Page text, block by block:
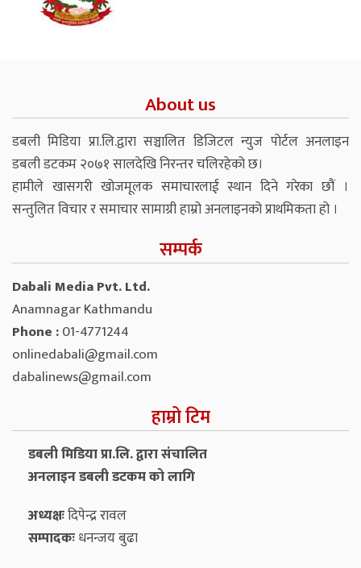
About us
डबली मिडिया प्रा.लि.द्वारा सञ्चालित डिजिटल न्युज पोर्टल अनलाइन
डबली डटकम २०७१ सालदेखि निरन्तर चलिरहेको छ।
हामीले खासगरी खोजमूलक समाचारलाई स्थान दिने गरेका छौं ।
सन्तुलित विचार र समाचार सामाग्री हाम्रो अनलाइनको प्राथमिकता हो ।
सम्पर्क
Dabali Media Pvt. Ltd.
Anamnagar Kathmandu
Phone :01-4771244
onlinedabali@gmail.com
dabalinews@gmail.com
हाम्रो टिम
डबली मिडिया प्रा.लि. द्वारा संचालित
अनलाइन डबली डटकम को लागि
अध्यक्षःदिपेन्द्र रावल
सम्पादकःधनन्‍जय बुढा